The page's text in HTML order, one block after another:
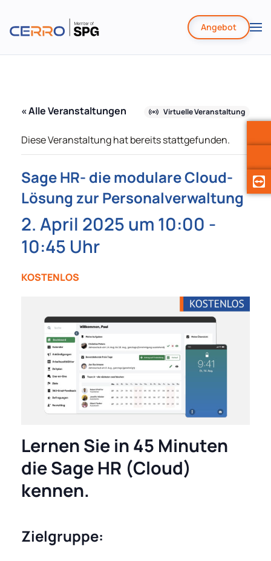
Zum
Angebot
« Alle Veranstaltungen Virtuelle Veranstaltung
Diese Veranstaltung hat bereits stattgefunden.
Sage HR- die modulare Cloud-
Lösung zur Personalverwaltung
2. April 2025 um 10:00 -
10:45
KOSTENLOS
Lernen Sie in 45 Minuten
die Sage HR (Cloud)
kennen.
Zielgruppe: